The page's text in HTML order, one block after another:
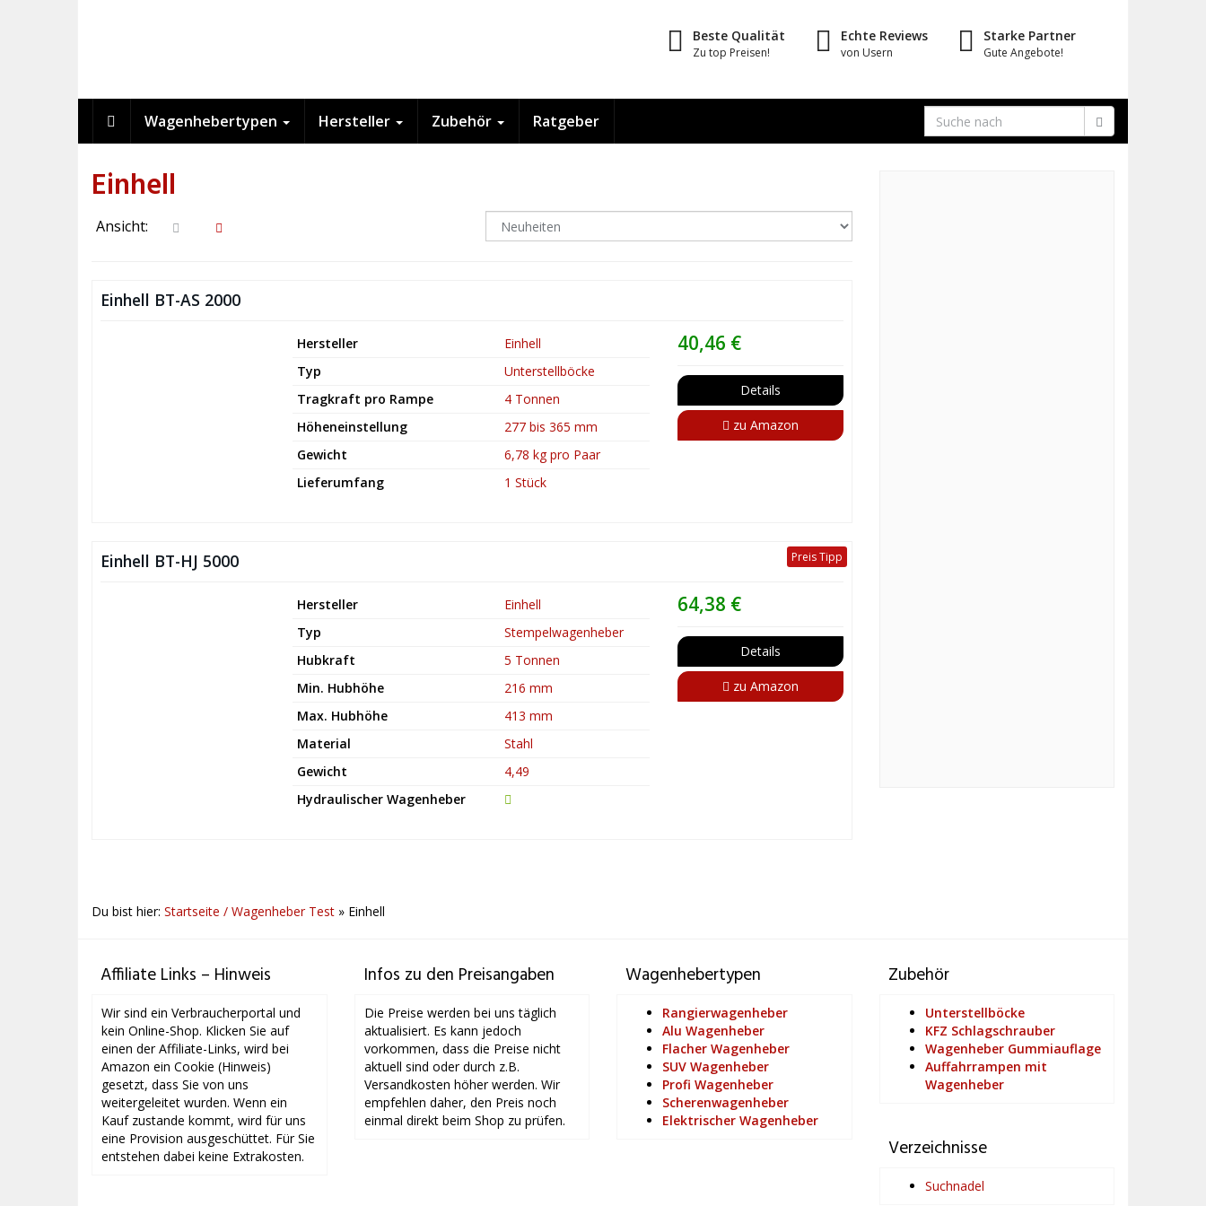
Beste Qualität
Zu top Preisen!
Echte Reviews
von Usern
Starke Partner
Gute Angebote!
Wagenhebertypen Hersteller Zubehör Ratgeber
Einhell
Ansicht:
Einhell BT-AS 2000
40,46 €
Details
zu Amazon
Hersteller
Einhell
Typ
Unterstellböcke
Tragkraft pro Rampe
4 Tonnen
Höheneinstellung
277 bis 365 mm
Gewicht
6,78 kg pro Paar
Lieferumfang
1 Stück
Preis Tipp
Einhell BT-HJ 5000
64,38 €
Details
zu Amazon
Hersteller
Einhell
Typ
Stempelwagenheber
Hubkraft
5 Tonnen
Min. Hubhöhe
216 mm
Max. Hubhöhe
413 mm
Material
Stahl
Gewicht
4,49
Hydraulischer Wagenheber
Du bist hier: Startseite / Wagenheber Test » Einhell
Affiliate Links – Hinweis
Wir sind ein Verbraucherportal und
kein Online-Shop. Klicken Sie auf
einen der Affiliate-Links, wird bei
Amazon ein Cookie (Hinweis)
gesetzt, dass Sie von uns
weitergeleitet wurden. Wenn ein
Kauf zustande kommt, wird für uns
eine Provision ausgeschüttet. Für Sie
entstehen dabei keine Extrakosten.
Infos zu den Preisangaben
Die Preise werden bei uns täglich
aktualisiert. Es kann jedoch
vorkommen, dass die Preise nicht
aktuell sind oder durch z.B.
Versandkosten höher werden. Wir
empfehlen daher, den Preis noch
einmal direkt beim Shop zu prüfen.
Wagenhebertypen
Rangierwagenheber
Alu Wagenheber
Flacher Wagenheber
SUV Wagenheber
Profi Wagenheber
Scherenwagenheber
Elektrischer Wagenheber
Zubehör
Unterstellböcke
KFZ Schlagschrauber
Wagenheber Gummiauflage
Auffahrrampen mit
Wagenheber
Verzeichnisse
Suchnadel